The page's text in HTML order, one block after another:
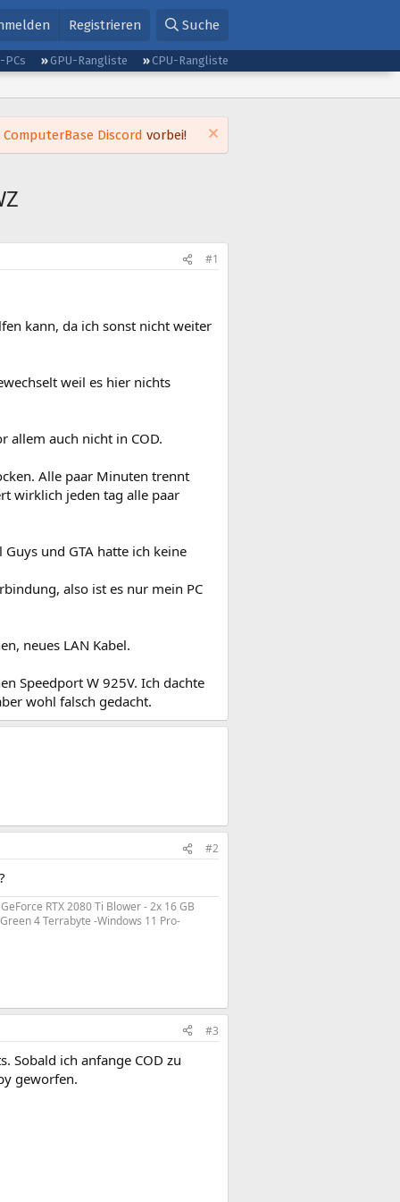
Registrieren Suche
PCs GPU-Rangliste
CPU-Rangliste
ComputerBase Discord vorbei!
#1
kann, da ich sonst nicht weiter
weil es hier nichts
allem auch nicht in COD.
Alle paar Minuten trennt
wirklich jeden tag alle paar
und GTA hatte ich keine
also ist es nur mein PC
neues LAN Kabel.
Speedport W 925V. Ich dachte
wohl falsch gedacht.
#2
RTX 2080 Ti Blower - 2x 16 GB
4 Terrabyte -Windows 11 Pro-
#3
Sobald ich anfange COD zu
geworfen.